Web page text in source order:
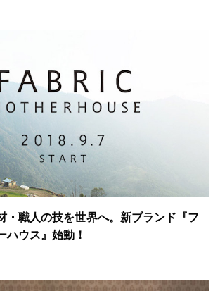
・職人の技を世界へ。新ブランド『フ
ハウス』始動！